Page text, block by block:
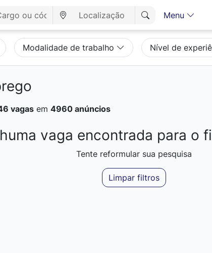
Menu
Modalidade de trabalho Nível de
vagas em 4960 anúncios
vaga encontrada para o
Tente reformular sua pesquisa
Limpar filtros